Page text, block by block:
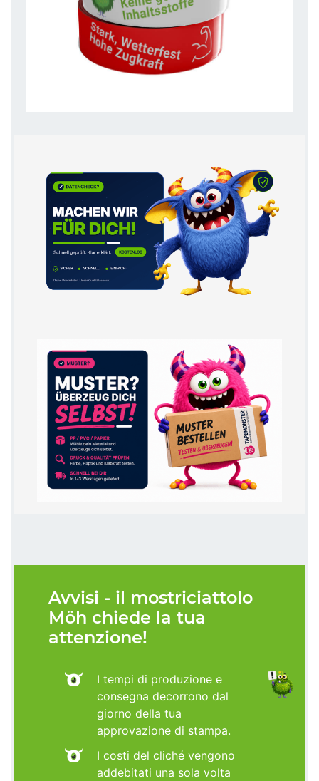
Avvisi - il mostriciattolo
Möh chiede la tua
attenzione!
I tempi di produzione e
consegna decorrono dal
giorno della tua
approvazione di stampa.
I costi del cliché vengono
addebitati una sola volta